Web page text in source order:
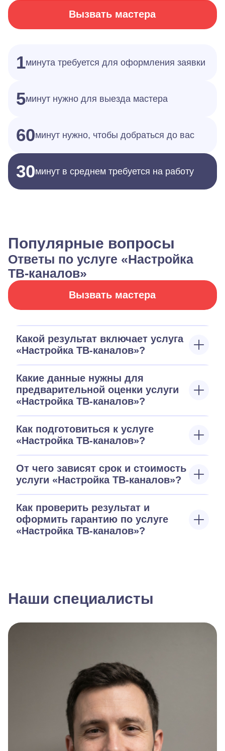
Вызвать мастера
1минута требуется для оформления заявки
5минут нужно для выезда мастера
60минут нужно, чтобы добраться до вас
30минут в среднем требуется на работу
Популярные вопросы
Ответы по услуге «Настройка
ТВ-каналов»
Вызвать мастера
Какой результат включает услуга
«Настройка ТВ-каналов»?
Какие данные нужны для
предварительной оценки услуги
«Настройка ТВ-каналов»?
Как подготовиться к услуге
«Настройка ТВ-каналов»?
От чего зависят срок и стоимость
услуги «Настройка ТВ-каналов»?
Как проверить результат и
оформить гарантию по услуге
«Настройка ТВ-каналов»?
Наши специалисты